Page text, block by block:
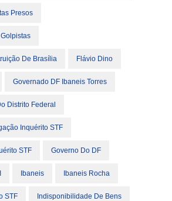
Presos
De Brasília Flávio Dino
Governado DF Ibaneis Torres
Distrito Federal
Inquérito STF
STF Governo Do DF
Ibaneis Ibaneis Rocha
STF Indisponibilidade De Bens